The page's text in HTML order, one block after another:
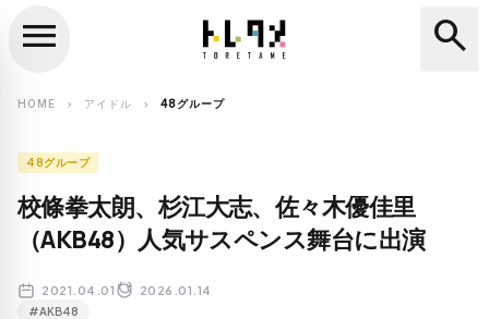
search
menu search
HOME chevron_right アイドル chevron_right 48グループ
48グループ
校條拳太朗、杉江大志、佐々木優佳里
（AKB48）人気サスペンス舞台に出演
2021.04.01 2026.01.14
#AKB48